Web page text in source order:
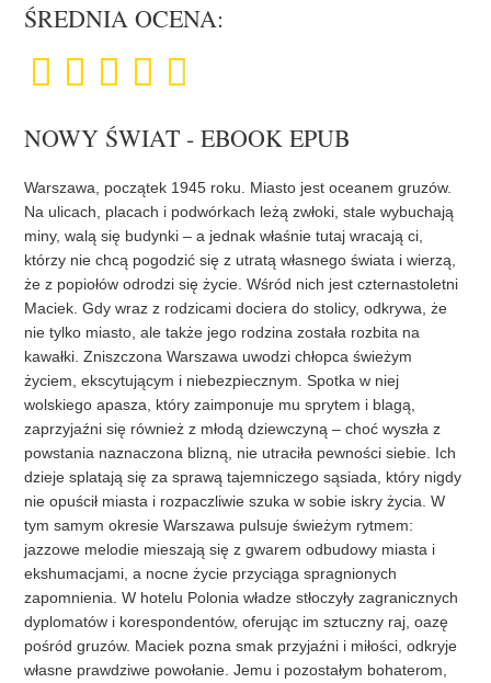
ŚREDNIA OCENA:
NOWY ŚWIAT - EBOOK EPUB
Warszawa, początek 1945 roku. Miasto jest oceanem gruzów.
Na ulicach, placach i podwórkach leżą zwłoki, stale wybuchają
miny, walą się budynki – a jednak właśnie tutaj wracają ci,
którzy nie chcą pogodzić się z utratą własnego świata i wierzą,
że z popiołów odrodzi się życie. Wśród nich jest czternastoletni
Maciek. Gdy wraz z rodzicami dociera do stolicy, odkrywa, że
nie tylko miasto, ale także jego rodzina została rozbita na
kawałki. Zniszczona Warszawa uwodzi chłopca świeżym
życiem, ekscytującym i niebezpiecznym. Spotka w niej
wolskiego apasza, który zaimponuje mu sprytem i blagą,
zaprzyjaźni się również z młodą dziewczyną – choć wyszła z
powstania naznaczona blizną, nie utraciła pewności siebie. Ich
dzieje splatają się za sprawą tajemniczego sąsiada, który nigdy
nie opuścił miasta i rozpaczliwie szuka w sobie iskry życia. W
tym samym okresie Warszawa pulsuje świeżym rytmem:
jazzowe melodie mieszają się z gwarem odbudowy miasta i
ekshumacjami, a nocne życie przyciąga spragnionych
zapomnienia. W hotelu Polonia władze stłoczyły zagranicznych
dyplomatów i korespondentów, oferując im sztuczny raj, oazę
pośród gruzów. Maciek pozna smak przyjaźni i miłości, odkryje
własne prawdziwe powołanie. Jemu i pozostałym bohaterom,